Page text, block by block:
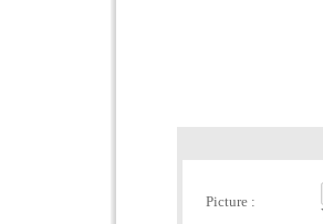
Picture :